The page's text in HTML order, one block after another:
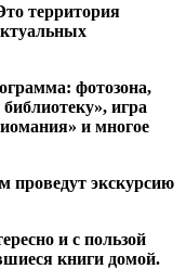
территория
фотозона,
игра
и многое
проведут экскурсию
и с пользой
книги домой.